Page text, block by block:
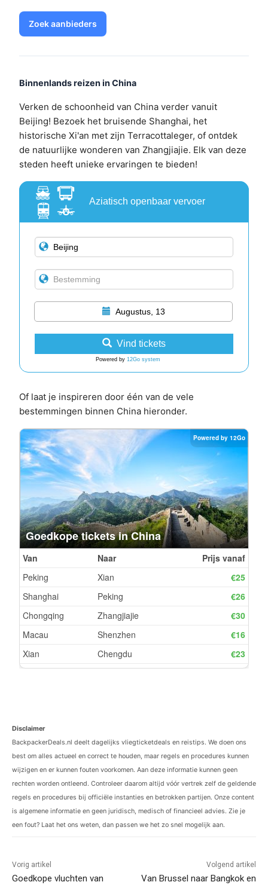
Zoek aanbieders
Binnenlands reizen in China
Verken de schoonheid van China verder vanuit
Beijing! Bezoek het bruisende Shanghai, het
historische Xi'an met zijn Terracottaleger, of ontdek
de natuurlijke wonderen van Zhangjiajie. Elk van deze
steden heeft unieke ervaringen te bieden!
Aziatisch openbaar vervoer
Augustus, 13
Vind tickets
Powered by 12Go system
Of laat je inspireren door één van de vele
bestemmingen binnen China hieronder.
Disclaimer
BackpackerDeals.nl deelt dagelijks vliegticketdeals en reistips. We doen ons
best om alles actueel en correct te houden, maar regels en procedures kunnen
wijzigen en er kunnen fouten voorkomen. Aan deze informatie kunnen geen
rechten worden ontleend. Controleer daarom altijd vóór vertrek zelf de geldende
regels en procedures bij officiële instanties en betrokken partijen. Onze content
is algemene informatie en geen juridisch, medisch of financieel advies. Zie je
een fout? Laat het ons weten, dan passen we het zo snel mogelijk aan.
Vorig artikel
Goedkope vluchten van
Volgend artikel
Van Brussel naar Bangkok en